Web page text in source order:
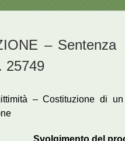
– Sentenza
25749
– Costituzione di
Svolgimento del